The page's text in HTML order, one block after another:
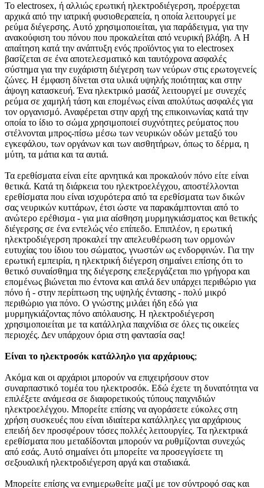
Το electrosex, ή αλλιώς ερωτική ηλεκτροδιέγερση, προέρχεται
αρχικά από την ιατρική φυσιοθεραπεία, η οποία λειτουργεί με
ρεύμα διέγερσης. Αυτό χρησιμοποιείται, για παράδειγμα, για την
ανακούφιση του πόνου που προκαλείται από νευρική βλάβη. A Η
απαίτηση κατά την ανάπτυξη ενός προϊόντος για το electrosex
βασίζεται σε ένα αποτελεσματικό και ταυτόχρονα ασφαλές
σύστημα για την ευχάριστη διέγερση των νεύρων στις ερωτογενείς
ζώνες. Η έμφαση δίνεται στα υλικά υψηλής ποιότητας και στην
άψογη κατασκευή. Ένα ηλεκτρικό μασάζ λειτουργεί με συνεχές
ρεύμα σε χαμηλή τάση και επομένως είναι απολύτως ασφαλές για
τον οργανισμό. Αναφέρεται στην αρχή της επικοινωνίας κατά την
οποία το ίδιο το σώμα χρησιμοποιεί συχνότητες ρεύματος που
στέλνονται μπρος-πίσω μέσω των νευρικών οδών μεταξύ του
εγκεφάλου, των οργάνων και των αισθητήρων, όπως το δέρμα, η
μύτη, τα μάτια και τα αυτιά.
Τα ερεθίσματα είναι είτε αρνητικά και προκαλούν πόνο είτε είναι
θετικά. Κατά τη διάρκεια του ηλεκτροελέγχου, αποστέλλονται
ερεθίσματα που είναι ισχυρότερα από τα ερεθίσματα των δικών
σας νευρικών κυττάρων, έτσι ώστε να παρακάμπτονται από το
ανώτερο ερέθισμα - για μια αίσθηση μυρμηγκιάσματος και θετικής
διέγερσης σε ένα εντελώς νέο επίπεδο. Επιπλέον, η ερωτική
ηλεκτροδιέγερση προκαλεί την απελευθέρωση των ορμονών
ευτυχίας του ίδιου του σώματος, γνωστών ως ενδορφινών. Για την
ερωτική εμπειρία, η ηλεκτρική διέγερση σημαίνει επίσης ότι το
θετικό συναίσθημα της διέγερσης επεξεργάζεται πιο γρήγορα και
επομένως βιώνεται πιο έντονα και απλά δεν υπάρχει περιθώριο για
πόνο ή - στην περίπτωση της υψηλής έντασης - πολύ μικρό
περιθώριο για πόνο. Ο γνώστης μιλάει ήδη εδώ για
μυρμηγκιάζοντας πόνο απόλαυσης. Η ηλεκτροδιέγερση
χρησιμοποιείται με τα κατάλληλα παιχνίδια σε όλες τις οικείες
περιοχές. Δεν υπάρχουν όρια στη φαντασία σας!
Είναι το ηλεκτροσόκ κατάλληλο για αρχάριους;
Ακόμα και οι αρχάριοι μπορούν να επιχειρήσουν στον
συναρπαστικό τομέα του ηλεκτροσόκ. Εδώ έχετε τη δυνατότητα να
επιλέξετε ανάμεσα σε διαφορετικούς τύπους παιχνιδιών
ηλεκτροελέγχου. Μπορείτε επίσης να αγοράσετε εύκολες στη
χρήση συσκευές που είναι ιδιαίτερα κατάλληλες για αρχάριους
επειδή δεν προσφέρουν τόσες πολλές λειτουργίες. Τα ηλεκτρικά
ερεθίσματα που μεταδίδονται μπορούν να ρυθμίζονται συνεχώς
από εσάς. Αυτό σημαίνει ότι μπορείτε να προσεγγίσετε τη
σεξουαλική ηλεκτροδιέγερση αργά και σταδιακά.
Μπορείτε επίσης να ενημερωθείτε μαζί με τον σύντροφό σας και